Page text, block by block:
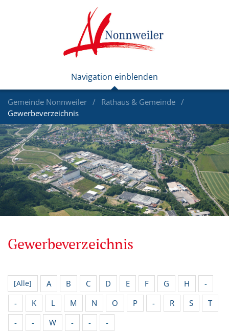
Gemeinde Nonnweiler
Rathaus & Gemeinde
Gewerbeverzeichnis
Gewerbeverzeichnis
[Alle] A B C D E F G H
-
-
K L M N O P - R S
T
-
- W - - -